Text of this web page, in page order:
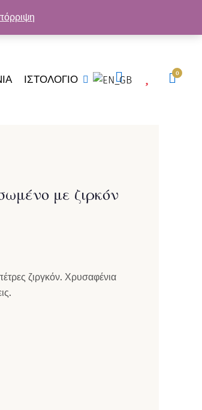
ΙΣΤΟΛΟΓΙΟ
0
με ζιρκόν
ζιργκόν. Χρυσαφένια
ποσότητα